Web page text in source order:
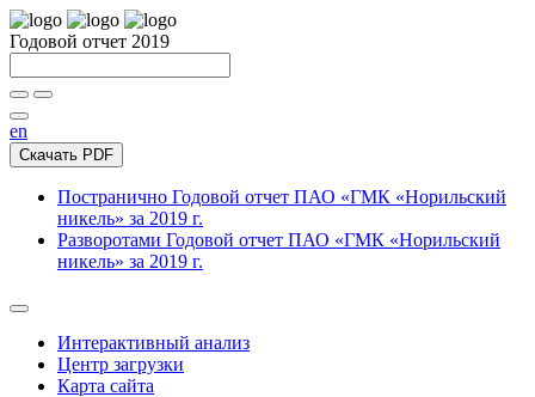
Годовой отчет 2019
en
Скачать PDF
Постранично Годовой отчет ПАО «ГМК «Норильский
никель» за 2019 г.
Разворотами Годовой отчет ПАО «ГМК «Норильский
никель» за 2019 г.
Интерактивный анализ
Центр загрузки
Карта сайта